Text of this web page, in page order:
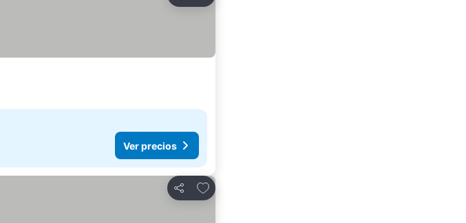
Ver precios
Compartir
Añadir a favoritos